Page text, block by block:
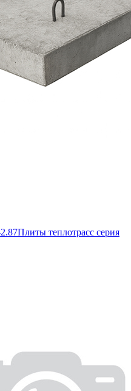
Плиты теплотрасс серия